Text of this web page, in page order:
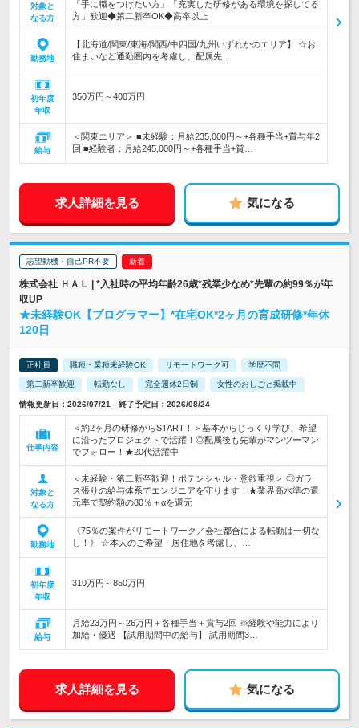
対象と
なる方
「手に職をつけたい方」「充実した研修がある環境を探してる
方」歓迎◆第二新卒OK◆高卒以上
勤務地
【北海道/関東/東海/関西/中四国/九州いずれかのエリア】 ☆お
住まいなど通勤圏内を考慮し、配属先…
初年度
年収
350万円～400万円
給与
＜関東エリア＞ ■未経験：月給235,000円～+各種手当+賞与年2
回 ■経験者：月給245,000円～+各種手当+賞…
求人詳細を見る 気になる
志望動機・自己PR不要
株式会社 ＨＡＬ | *入社時の平均年齢26歳*残業少なめ*先輩の約99％が年
収UP
★未経験OK【プログラマー】*在宅OK*2ヶ月の育成研修*年休
120日
正社員 職種・業種未経験OK リモートワーク可 学歴不問
第二新卒歓迎 転勤なし 完全週休2日制 女性のおしごと掲載中
情報更新日：2026/07/21 終了予定日：2026/08/24
仕事内容
＜約2ヶ月の研修からSTART！＞基本からじっくり学び、希望
に沿ったプロジェクトで活躍！◎配属後も先輩がマンツーマン
でフォロー！★20代活躍中
対象と
なる方
＜未経験・第二新卒歓迎！ポテンシャル・意欲重視＞ ◎ガラ
ス張りの給与体系でエンジニアを守ります！★業界高水準の還
元率で契約額の80％＋αを還元
勤務地
《75％の案件がリモートワーク／会社都合による転勤は一切な
し！》 ☆本人のご希望・居住地を考慮し、…
初年度
年収
310万円～850万円
給与
月給23万円～26万円＋各種手当＋賞与2回 ※経験や能力により
加給・優遇 【試用期間中の給与】 試用期間3…
求人詳細を見る 気になる